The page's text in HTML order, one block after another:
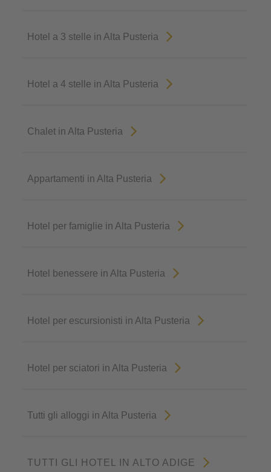
Hotel a 3 stelle in Alta Pusteria
Hotel a 4 stelle in Alta Pusteria
Chalet in Alta Pusteria
Appartamenti in Alta Pusteria
Hotel per famiglie in Alta Pusteria
Hotel benessere in Alta Pusteria
Hotel per escursionisti in Alta Pusteria
Hotel per sciatori in Alta Pusteria
Tutti gli alloggi in Alta Pusteria
TUTTI GLI HOTEL IN ALTO ADIGE